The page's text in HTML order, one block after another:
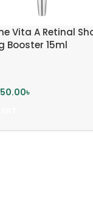
Vita A Retinal
Booster 15ml
৳